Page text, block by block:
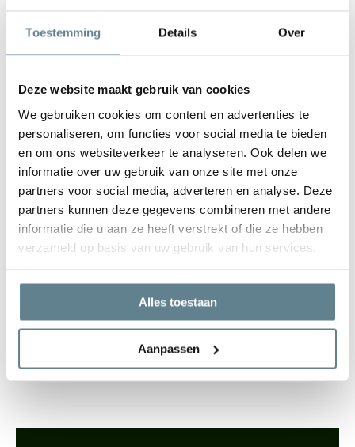
Toestemming Details Over
Deze website maakt gebruik van cookies
We gebruiken cookies om content en advertenties te
personaliseren, om functies voor social media te bieden
en om ons websiteverkeer te analyseren. Ook delen we
informatie over uw gebruik van onze site met onze
partners voor social media, adverteren en analyse. Deze
partners kunnen deze gegevens combineren met andere
informatie die u aan ze heeft verstrekt of die ze hebben
verzameld op basis van uw gebruik van hun services.
Alles toestaan
Aanpassen
De plantenbakken zijn
kunt ze het hele jaar door buiten laten staan.
wortels beter beschermt en is de plantenbak nog steviger.
Luxe polyester plantenbakken★★★★★
Adezz is een jong en dynamisch Nederlands merk. Je herkent de
plantenbakken aan de moderne, maar toch tijdloze uitstraling.
Doordat er tijdens het productieproces veel aandacht wordt
kwalitatief een stuk beter dan andere plantenbakken. Het materiaal
is dikker, de plantenbak is kleurvaster en ook nog eens een stuk
sterker. Dit alles wordt netjes en naadloos afgewerkt. Wist je dat
inmiddels al veel mensen de polyester plantenbakken van Adezz al